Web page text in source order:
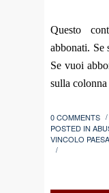
Questo
abbonati. Se
Se vuoi
sulla colonna
0 COMMENTS /
POSTED IN
VINCOLO
/